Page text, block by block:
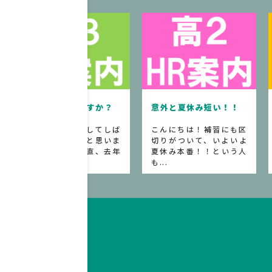
意外と夏休み短い！！
こんにちは！補習にも区
切りがついて、いよいよ
夏休み本番！！という人
8月になってしまっ
た、、、
皆さん、夏休みが始まっ
て2週間くらい過ぎました
ね。部活動に打ち込ん
で...